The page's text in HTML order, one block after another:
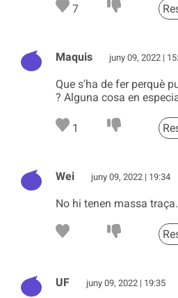
7
Maquis juny 09, 2022 |
Que s'ha de fer perquè
? Alguna cosa en
1
Wei juny 09, 2022 | 19:34
No hi tenen massa traça.
UF juny 09, 2022 | 19:35